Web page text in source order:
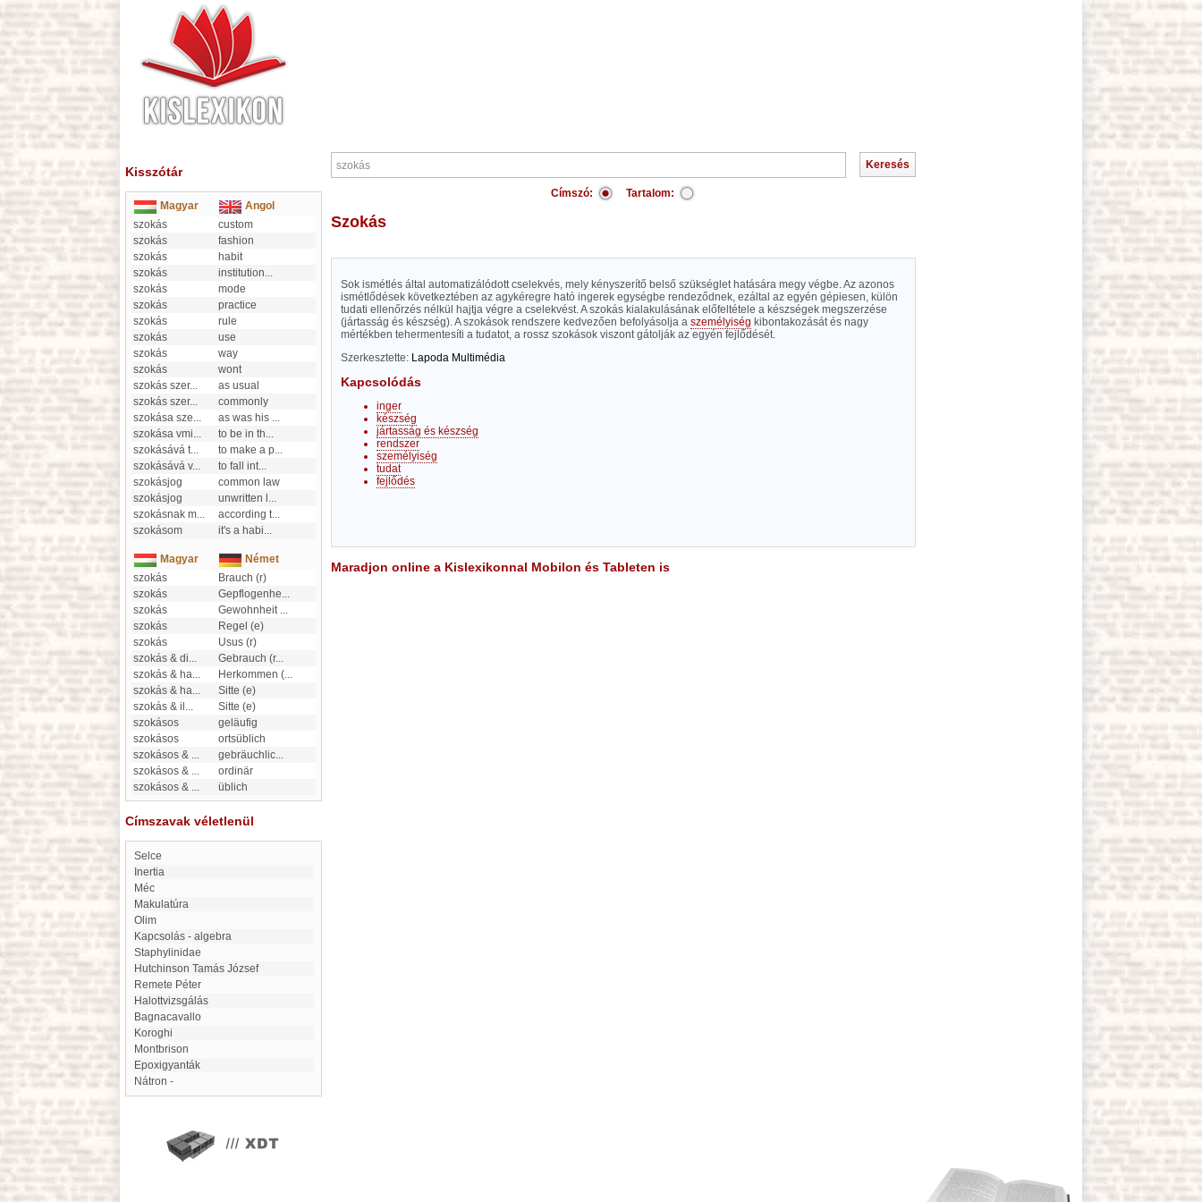
Kisszótár
Magyar
Angol
szokás
custom
szokás
fashion
szokás
habit
szokás
institution...
szokás
mode
szokás
practice
szokás
rule
szokás
use
szokás
way
szokás
wont
szokás szer...
as usual
szokás szer...
commonly
szokása sze... as was his ...
szokása vmi... to be in th...
szokásává t... to make a p...
szokásává v... to fall int...
szokásjog
common law
szokásjog
unwritten l ...
szokásnak m... according t...
szokásom
it's a habi...
Magyar
Német
szokás
Brauch (r)
szokás
Gepflogenhe...
szokás
Gewohnheit ...
szokás
Regel (e)
szokás
Usus (r)
szokás & di... Gebrauch (r...
szokás & ha... Herkommen (...
szokás & ha...
Sitte (e)
szokás & il ...
Sitte (e)
szokásos
geläufig
szokásos
ortsüblich
szokásos & ... gebräuchlic...
szokásos & ...
ordinär
szokásos & ... üblich
Címszavak véletlenül
Selce
Inertia
Méc
makulatúra
Olim
kapcsolás - algebra
Staphylinidae
Hutchinson Tamás József
Remete Péter
Halottvizsgálás
Bagnacavallo
Koroghi
Montbrison
epoxigyanták
nátron -
Címszó: Tartalom:
szokás
Sok ismétlés által automatizálódott cselekvés, mely kényszerítő belső szükséglet hatására megy végbe. Az azonos
ismétlődések következtében az agykéregre ható ingerek egységbe rendeződnek, ezáltal az egyén gépiesen, külön
tudati ellenőrzés nélkül hajtja végre a cselekvést. A szokás kialakulásának előfeltétele a készségek megszerzése
(jártasság és készség). A szokások rendszere kedvezően befolyásolja a személyiség kibontakozását és nagy
mértékben tehermentesíti a tudatot, a rossz szokások viszont gátolják az egyén fejlődését.
Szerkesztette: Lapoda Multimédia
Kapcsolódás
inger
készség
jártasság és készség
rendszer
személyiség
tudat
fejlődés
Maradjon online a Kislexikonnal Mobilon és Tableten is